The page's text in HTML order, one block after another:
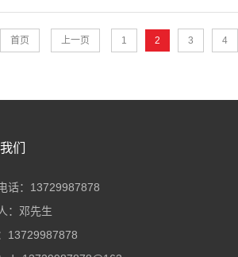
首页 上一页 1 2 3 4
们
话：13729987878
：邓先生
13729987878